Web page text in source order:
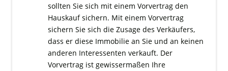
sollten Sie sich mit einem Vorvertrag den
Hauskauf sichern. Mit einem Vorvertrag
sichern Sie sich die Zusage des Verkäufers,
dass er diese Immobilie an Sie und an keinen
anderen Interessenten verkauft. Der
Vorvertrag ist gewissermaßen Ihre